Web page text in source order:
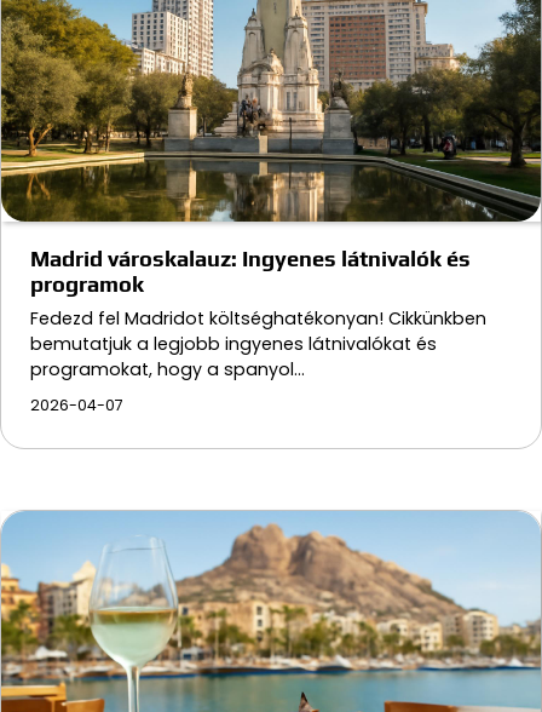
Madrid városkalauz: Ingyenes látnivalók és
programok
Fedezd fel Madridot költséghatékonyan! Cikkünkben
bemutatjuk a legjobb ingyenes látnivalókat és
programokat, hogy a spanyol…
2026-04-07